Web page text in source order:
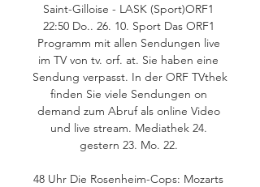
Saint-Gilloise - LASK (Sport)ORF1
22:50 Do.. 26. 10. Sport Das ORF1
Programm mit allen Sendungen live
im TV von tv. orf. at. Sie haben eine
Sendung verpasst. In der ORF TVthek
finden Sie viele Sendungen on
demand zum Abruf als online Video
und live stream. Mediathek 24.
gestern 23. Mo. 22.
48 Uhr Die Rosenheim-Cops: Mozarts